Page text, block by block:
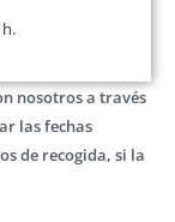
nosotros a través
las fechas
de recogida, si la